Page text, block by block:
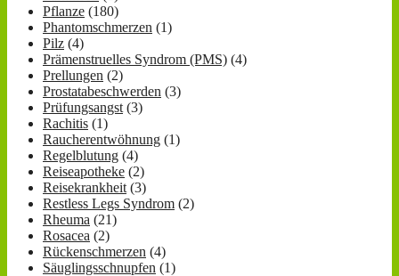
Pflanze (180)
Phantomschmerzen (1)
Pilz (4)
Prämenstruelles Syndrom (PMS) (4)
Prellungen (2)
Prostatabeschwerden (3)
Prüfungsangst (3)
Rachitis (1)
Raucherentwöhnung (1)
Regelblutung (4)
Reiseapotheke (2)
Reisekrankheit (3)
Restless Legs Syndrom (2)
Rheuma (21)
Rosacea (2)
Rückenschmerzen (4)
Säuglingsschnupfen (1)